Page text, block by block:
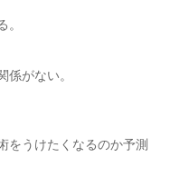
。
係がない。
をうけたくなるのか予測